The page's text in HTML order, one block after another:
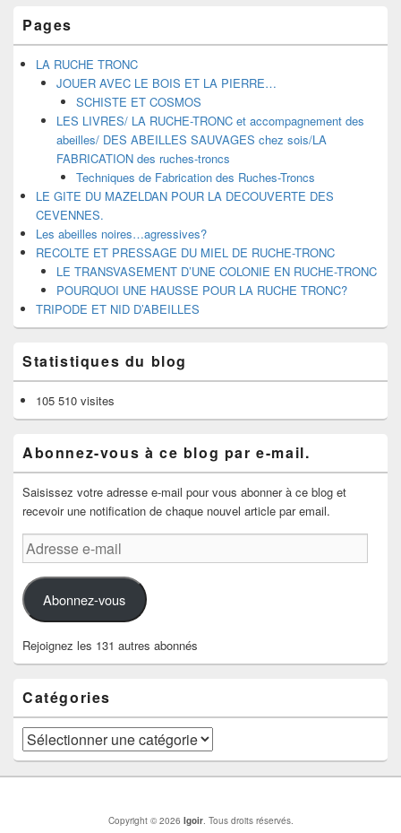
Pages
LA RUCHE TRONC
JOUER AVEC LE BOIS ET LA PIERRE…
SCHISTE ET COSMOS
LES LIVRES/ LA RUCHE-TRONC et accompagnement des
abeilles/ DES ABEILLES SAUVAGES chez sois/LA
FABRICATION des ruches-troncs
Techniques de Fabrication des Ruches-Troncs
LE GITE DU MAZELDAN POUR LA DECOUVERTE DES
CEVENNES.
Les abeilles noires…agressives?
RECOLTE ET PRESSAGE DU MIEL DE RUCHE-TRONC
LE TRANSVASEMENT D’UNE COLONIE EN RUCHE-TRONC
POURQUOI UNE HAUSSE POUR LA RUCHE TRONC?
TRIPODE ET NID D’ABEILLES
Statistiques du blog
105 510 visites
Abonnez-vous à ce blog par e-mail.
Saisissez votre adresse e-mail pour vous abonner à ce blog et
recevoir une notification de chaque nouvel article par email.
Adresse
e-
mail
Abonnez-vous
Rejoignez les 131 autres abonnés
Catégories
Catégories
Copyright © 2026 Igoir. Tous droits réservés.